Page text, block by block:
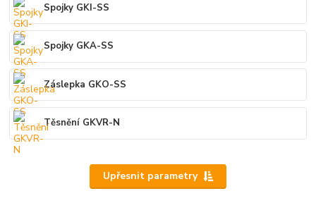
Spojky GKI-SS
Spojky GKA-SS
Záslepka GKO-SS
Těsnění GKVR-N
Upřesnit parametry